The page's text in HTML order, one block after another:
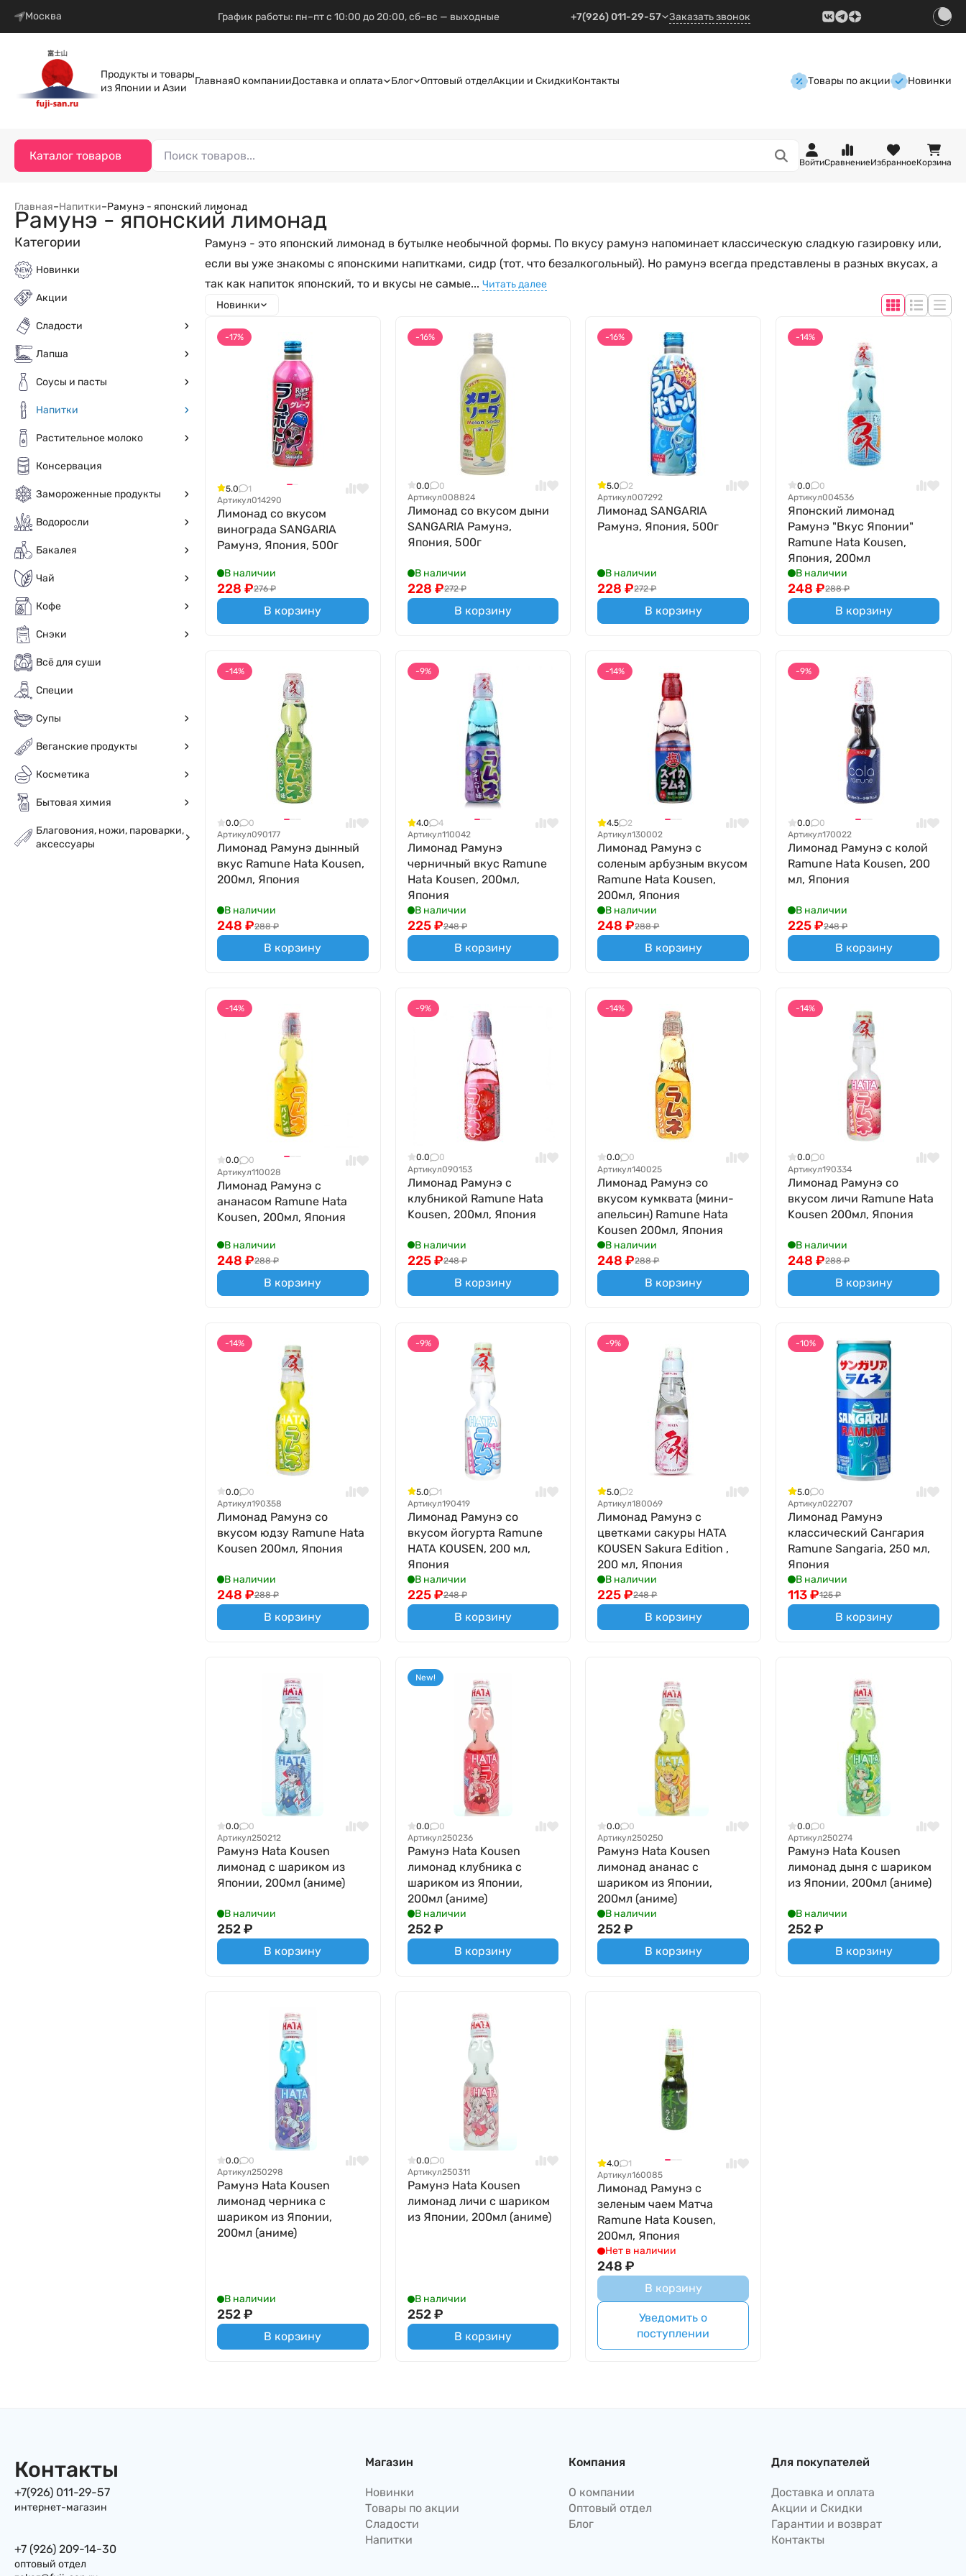
Москва График работы: пн–пт с 10:00 до 20:00, сб–вс — выходные +7(926) 011-29-57 Заказать звонок
Продукты и товары
из Японии и Азии
ГлавнаяО компанииДоставка и оплата Блог Оптовый отделАкции и СкидкиКонтакты Товары по акции Новинки
Каталог товаров
ВойтиСравнениеИзбранноеКорзина
Главная–Напитки–Рамунэ - японский лимонад
Рамунэ - японский лимонад
Рамунэ - это японский лимонад в бутылке необычной формы. По вкусу рамунэ напоминает классическую сладкую газировку или,
если вы уже знакомы с японскими напитками, сидр (тот, что безалкогольный). Но рамунэ всегда представлены в разных вкусах, а
так как напиток японский, то и вкусы не самые... Читать далее
Новинки
-17%
5.0
1
Артикул014290
Лимонад со вкусом
винограда SANGARIA
Рамунэ, Япония, 500г
В наличии
276 ₽
228 ₽
В корзину
-16%
0.0
0
Артикул008824
Лимонад со вкусом дыни
SANGARIA Рамунэ,
Япония, 500г
В наличии
272 ₽
228 ₽
В корзину
-16%
5.0
2
Артикул007292
Лимонад SANGARIA
Рамунэ, Япония, 500г
В наличии
272 ₽
228 ₽
В корзину
-14%
0.0
0
Артикул004536
Японский лимонад
Рамунэ "Вкус Японии"
Ramune Hata Kousen,
Япония, 200мл
В наличии
288 ₽
248 ₽
В корзину
-14%
0.0
0
Артикул090177
Лимонад Рамунэ дынный
вкус Ramune Hata Kousen,
200мл, Япония
В наличии
288 ₽
248 ₽
В корзину
-9%
4.0
4
Артикул110042
Лимонад Рамунэ
черничный вкус Ramune
Hata Kousen, 200мл,
Япония
В наличии
248 ₽
225 ₽
В корзину
-14%
4.5
2
Артикул130002
Лимонад Рамунэ с
соленым арбузным вкусом
Ramune Hata Kousen,
200мл, Япония
В наличии
288 ₽
248 ₽
В корзину
-9%
0.0
0
Артикул170022
Лимонад Рамунэ с колой
Ramune Hata Kousen, 200
мл, Япония
В наличии
248 ₽
225₽
В корзину
-14%
0.0
0
Артикул110028
Лимонад Рамунэ с
ананасом Ramune Hata
Kousen, 200мл, Япония
В наличии
288 ₽
248 ₽
В корзину
-9%
0.0
0
Артикул090153
Лимонад Рамунэ с
клубникой Ramune Hata
Kousen, 200мл, Япония
В наличии
248 ₽
225 ₽
В корзину
-14%
0.0
0
Артикул140025
Лимонад Рамунэ со
вкусом кумквата (мини-
апельсин) Ramune Hata
Kousen 200мл, Япония
В наличии
288 ₽
248 ₽
В корзину
-14%
0.0
0
Артикул190334
Лимонад Рамунэ со
вкусом личи Ramune Hata
Kousen 200мл, Япония
В наличии
288 ₽
248 ₽
В корзину
-14%
0.0
0
Артикул190358
Лимонад Рамунэ со
вкусом юдзу Ramune Hata
Kousen 200мл, Япония
В наличии
288 ₽
248 ₽
В корзину
-9%
5.0
1
Артикул190419
Лимонад Рамунэ со
вкусом йогурта Ramune
HATA KOUSEN, 200 мл,
Япония
В наличии
248 ₽
225 ₽
В корзину
-9%
5.0
2
Артикул180069
Лимонад Рамунэ с
цветками сакуры HATA
KOUSEN Sakura Edition ,
200 мл, Япония
В наличии
248 ₽
225₽
В корзину
-10%
5.0
0
Артикул022707
Лимонад Рамунэ
классический Сангария
Ramune Sangaria, 250 мл,
Япония
В наличии
125 ₽
113₽
В корзину
0.0
0
Артикул250212
Рамунэ Hata Kousen
лимонад с шариком из
Японии, 200мл (аниме)
В наличии
252₽
В корзину
New!
0.0
0
Артикул250236
Рамунэ Hata Kousen
лимонад клубника с
шариком из Японии,
200мл (аниме)
В наличии
252 ₽
В корзину
0.0
0
Артикул250250
Рамунэ Hata Kousen
лимонад ананас с
шариком из Японии,
200мл (аниме)
В наличии
252₽
В корзину
0.0
0
Артикул250274
Рамунэ Hata Kousen
лимонад дыня с шариком
из Японии, 200мл (аниме)
В наличии
252₽
В корзину
0.0
0
Артикул250298
Рамунэ Hata Kousen
лимонад черника с
шариком из Японии,
200мл (аниме)
В наличии
252₽
В корзину
0.0
0
Артикул250311
Рамунэ Hata Kousen
лимонад личи с шариком
из Японии, 200мл (аниме)
В наличии
252 ₽
В корзину
4.0
1
Артикул160085
Лимонад Рамунэ с
зеленым чаем Матча
Ramune Hata Kousen,
200мл, Япония
Нет в наличии
248 ₽
В корзину
Уведомить о
поступлении
Категории
Новинки
Акции
Сладости
Лапша
Соусы и пасты
Напитки
Растительное молоко
Консервация
Замороженные продукты
Водоросли
Бакалея
Чай
Кофе
Снэки
Всё для суши
Специи
Супы
Веганские продукты
Косметика
Бытовая химия
Благовония, ножи, пароварки,
аксессуары
Контакты
+7(926) 011-29-57
интернет-магазин
+7 (926) 209-14-30
оптовый отдел
Магазин
Новинки
Товары по акции
Сладости
Напитки
Компания
О компании
Оптовый отдел
Блог
Для покупателей
Доставка и оплата
Акции и Скидки
Гарантии и возврат
Контакты